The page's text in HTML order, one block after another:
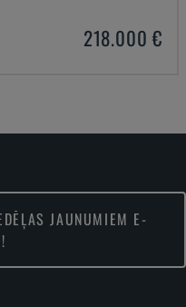
218.000 €
JAUNUMIEM E-